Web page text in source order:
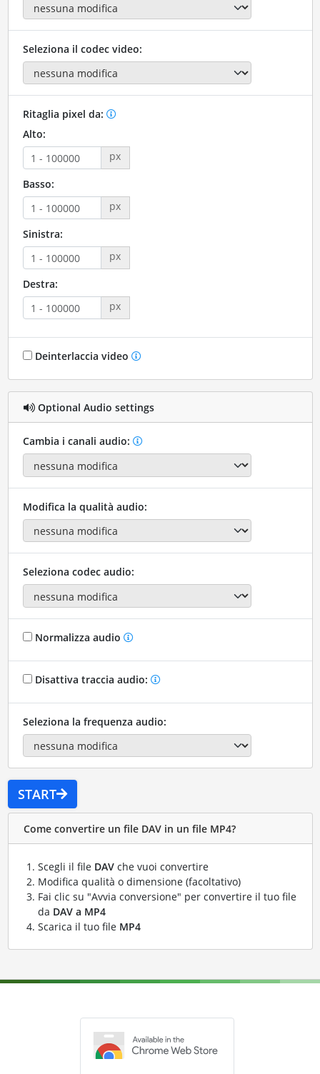
Seleziona il codec video:
Ritaglia pixel da:
Alto:
px
Basso:
px
Sinistra:
px
Destra:
px
Deinterlaccia video
Optional Audio settings
Cambia i canali audio:
Modifica la qualità audio:
Seleziona codec audio:
Normalizza audio
Disattiva traccia audio:
Seleziona la frequenza audio:
START
Come convertire un file DAV in un file MP4?
Scegli il file DAVche vuoi convertire
Modifica qualità o dimensione (facoltativo)
Fai clic su "Avvia conversione" per convertire il tuo file
da DAV a MP4
Scarica il tuo file MP4